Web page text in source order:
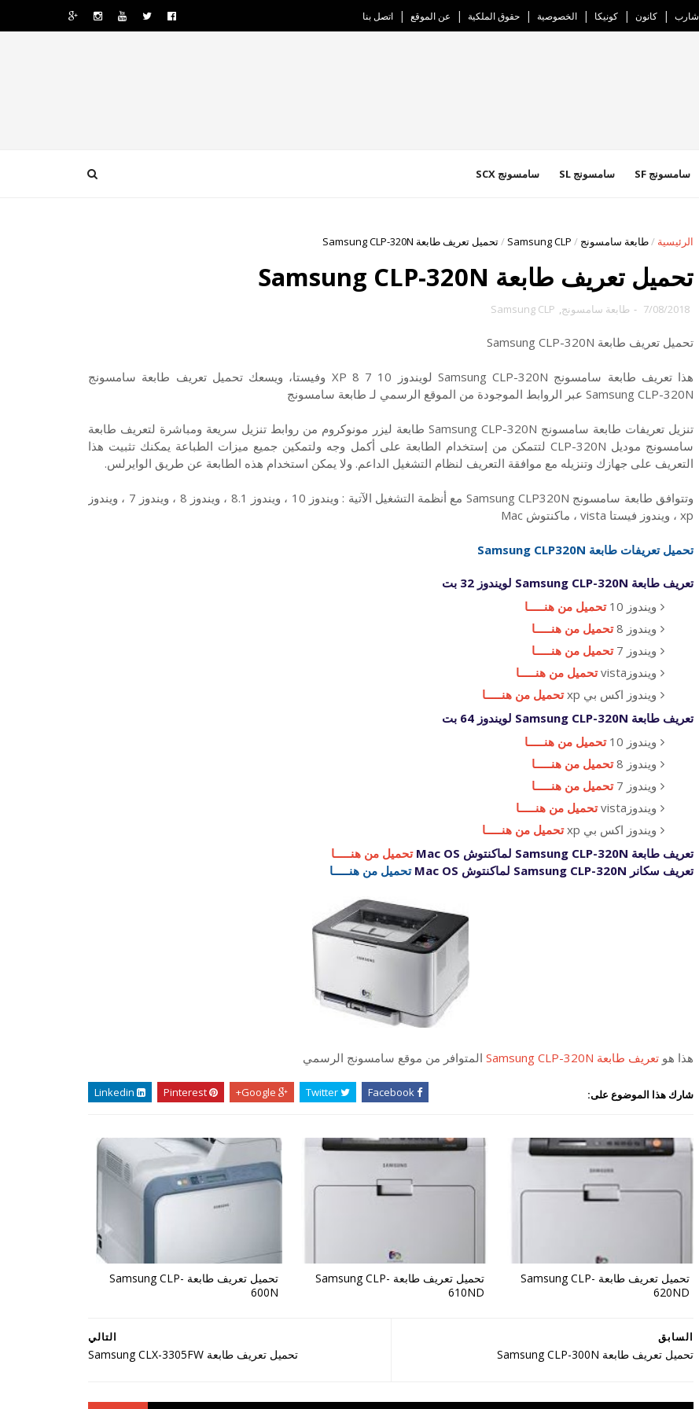
شارب كانون كونيكا الخصوصية حقوق الملكية عن الموقع اتصل بنا
سامسونج SF سامسونج SL سامسونج SCX
الرئيسية /طابعة سامسونج /
Samsung CLP
/تحميل تعريف طابعة Samsung CLP-320N
تحميل تعريف طابعة Samsung CLP-320N
7/08/2018
- طابعة سامسونج,
Samsung CLP
تحميل تعريف طابعة Samsung CLP-320N
هذا تعريف طابعة سامسونج Samsung CLP-320N لويندوز 10 7 8 XP وفيستا، ويسعك تحميل تعريف طابعة سامسونج
Samsung CLP-320N عبر الروابط الموجودة من الموقع الرسمي لـ طابعة سامسونج
تنزيل تعريفات طابعة سامسونج Samsung CLP-320N طابعة ليزر مونوكروم من روابط تنزيل سريعة ومباشرة لتعريف طابعة
سامسونج موديل CLP-320N لتتمكن من إستخدام الطابعة على أكمل وجه ولتمكين جميع ميزات الطباعة يمكنك تثبيت هذا
التعريف على جهازك وتنزيله مع موافقة التعريف لنظام التشغيل الداعم. ولا يمكن استخدام هذه الطابعة عن طريق الوايرلس.
وتتوافق طابعة سامسونج Samsung CLP320N مع أنظمة التشغيل الآتية : ويندوز 10 ، ويندوز 8.1 ، ويندوز 8 ، ويندوز 7 ، ويندوز
xp ، ويندوز فيستا vista ، ماكنتوش Mac
تحميل تعريفات طابعة Samsung CLP320N
تعريف طابعة Samsung CLP-320N لويندوز 32 بت
ويندوز 10
تحميل من هنـــــا
ويندوز 8
تحميل من هنـــــا
ويندوز 7
تحميل من هنـــــا
ويندوزvista
تحميل من هنـــــا
ويندوز اكس بي xp
تحميل من هنـــــا
تعريف طابعة Samsung CLP-320N لويندوز 64 بت
ويندوز 10
تحميل من هنـــــا
ويندوز 8
تحميل من هنـــــا
ويندوز 7
تحميل من هنـــــا
ويندوزvista
تحميل من هنـــــا
ويندوز اكس بي xp
تحميل من هنـــــا
تعريف طابعة Samsung CLP-320N لماكنتوش Mac OS
تحميل من هنـــــا
تعريف سكانر Samsung CLP-320N لماكنتوش Mac OS
تحميل من هنـــــا
هذا هو تعريف طابعة Samsung CLP-320N المتوافر من موقع سامسونج الرسمي
شارك هذا الموضوع على:
تحميل تعريف طابعة Samsung CLP-
620ND
تحميل تعريف طابعة Samsung CLP-
610ND
تحميل تعريف طابعة Samsung CLP-
600N
التالي
تحميل تعريف طابعة Samsung CLX-3305FW
السابق
تحميل تعريف طابعة Samsung CLP-300N